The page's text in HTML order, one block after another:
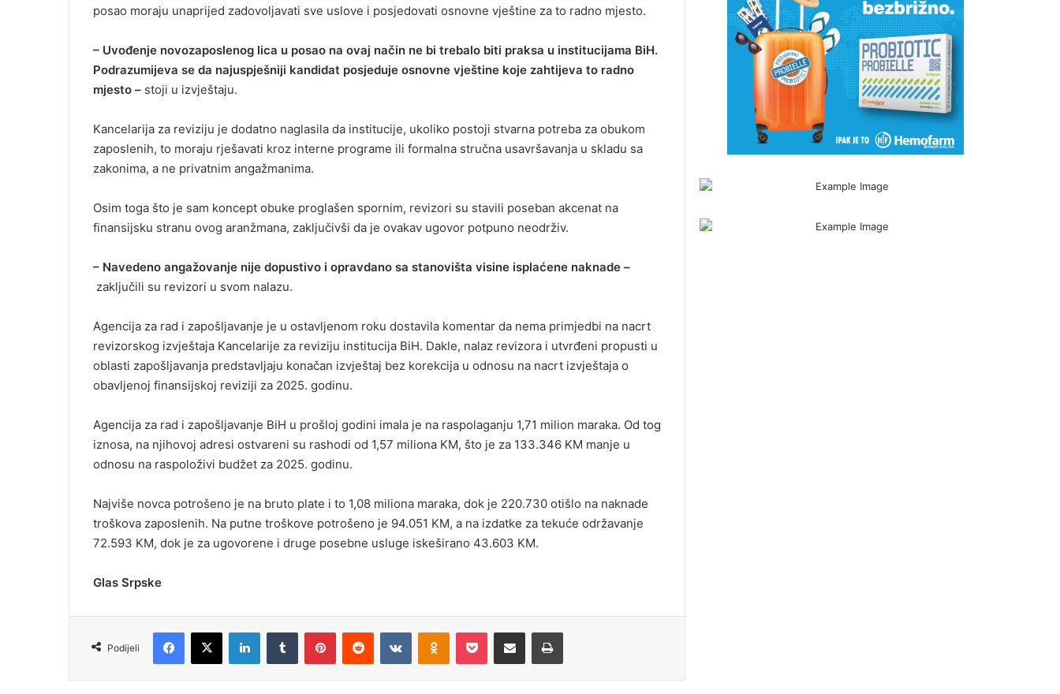
posao moraju unaprijed zadovoljavati sve uslove i posjedovati osnovne vještine za to radno mjesto.
– Uvođenje novozaposlenog lica u posao na ovaj način ne bi trebalo biti praksa u institucijama BiH.
Podrazumijeva se da najuspješniji kandidat posjeduje osnovne vještine koje zahtijeva to radno
mjesto – stoji u izvještaju.
Kancelarija za reviziju je dodatno naglasila da institucije, ukoliko postoji stvarna potreba za obukom
zaposlenih, to moraju rješavati kroz interne programe ili formalna stručna usavršavanja u skladu sa
zakonima, a ne privatnim angažmanima.
Osim toga što je sam koncept obuke proglašen spornim, revizori su stavili poseban akcenat na
finansijsku stranu ovog aranžmana, zaključivši da je ovakav ugovor potpuno neodrživ.
– Navedeno angažovanje nije dopustivo i opravdano sa stanovišta visine isplaćene naknade –
zaključili su revizori u svom nalazu.
Agencija za rad i zapošljavanje je u ostavljenom roku dostavila komentar da nema primjedbi na nacrt
revizorskog izvještaja Kancelarije za reviziju institucija BiH. Dakle, nalaz revizora i utvrđeni propusti u
oblasti zapošljavanja predstavljaju konačan izvještaj bez korekcija u odnosu na nacrt izvještaja o
obavljenoj finansijskoj reviziji za 2025. godinu.
Agencija za rad i zapošljavanje BiH u prošloj godini imala je na raspolaganju 1,71 milion maraka. Od tog
iznosa, na njihovoj adresi ostvareni su rashodi od 1,57 miliona KM, što je za 133.346 KM manje u
odnosu na raspoloživi budžet za 2025. godinu.
Najviše novca potrošeno je na bruto plate i to 1,08 miliona maraka, dok je 220.730 otišlo na naknade
troškova zaposlenih. Na putne troškove potrošeno je 94.051 KM, a na izdatke za tekuće održavanje
72.593 KM, dok je za ugovorene i druge posebne usluge iskeširano 43.603 KM.
Glas Srpske
Podijeli